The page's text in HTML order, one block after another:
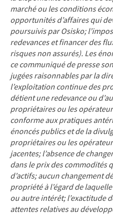
marché ou les conditions
opportunités d’affaires qui
poursuivis par Osisko;
redevances et financer des
risques non assurés). Les
ce communiqué de presse
jugées raisonnables par la
l’exploitation continue des
détient une redevance ou
propriétaires ou les
conforme aux pratiques
énoncés publics et de la
propriétaires ou les
jacentes; l’absence de
dans le prix des commodités
d’actifs; aucun changement
propriété à l’égard de
ou autre intérêt; l’exactitude
attentes relatives au